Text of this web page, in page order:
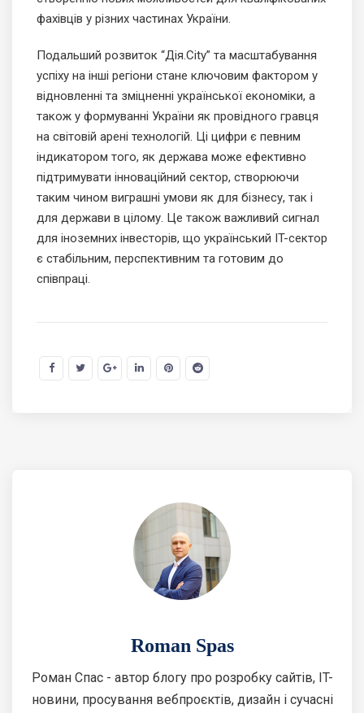
фахівців у різних частинах України.
Подальший розвиток “Дія.City” та масштабування
успіху на інші регіони стане ключовим фактором у
відновленні та зміцненні української економіки, а
також у формуванні України як провідного гравця
на світовій арені технологій. Ці цифри є певним
індикатором того, як держава може ефективно
підтримувати інноваційний сектор, створюючи
таким чином виграшні умови як для бізнесу, так і
для держави в цілому. Це також важливий сигнал
для іноземних інвесторів, що український IT-сектор
є стабільним, перспективним та готовим до
співпраці.
Roman Spas
Роман Спас - автор блогу про розробку сайтів, IT-
новини, просування вебпроєктів, дизайн і сучасні